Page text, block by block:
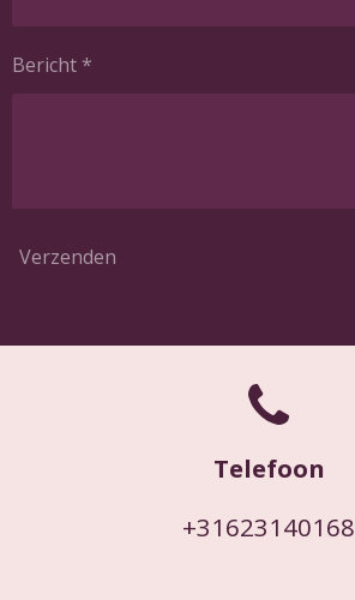
Bericht *
Verzenden
Telefoon
+31623140168